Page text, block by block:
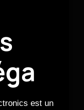
est un